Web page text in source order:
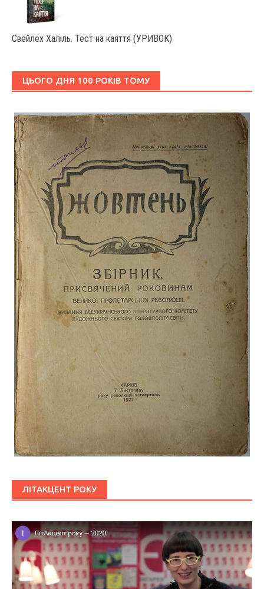
Свейлех Халіль. Тест на каяття (УРИВОК)
ЦЬОГО ДНЯ 100 РОКІВ ТОМУ
ЛІТАКЦЕНТ РОКУ